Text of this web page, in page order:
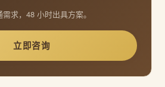
求，48 小时出具方案。
立即咨询